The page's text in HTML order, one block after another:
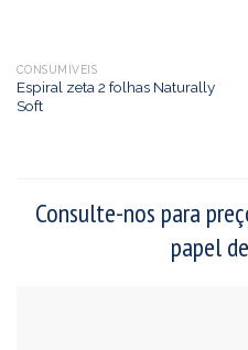
CONSUMÍVEIS
Espiral zeta 2 folhas Naturally
Soft
Consulte-nos para
papel